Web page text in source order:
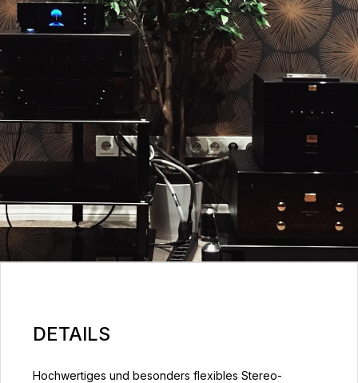
DETAILS
Hochwertiges und besonders flexibles Stereo-